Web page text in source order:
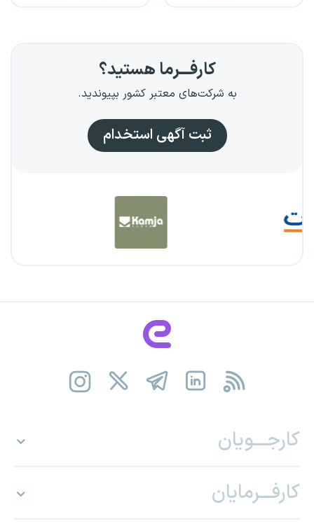
کارفـــرما هستید؟
به شرکت‌های معتبر کشور بپیوندید.
ثبت آگهی استخدام
کارجـــویان
کارفـــرمایان